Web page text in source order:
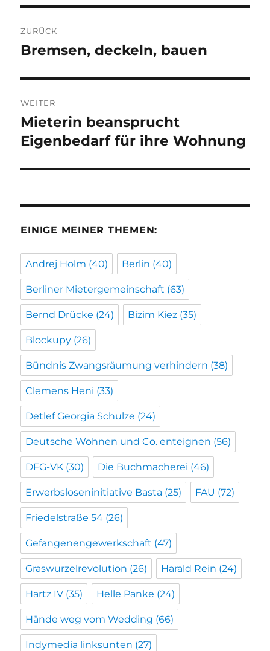
ZURÜCK
Vorheriger
Bremsen, deckeln, bauen
WEITER
Nächster
Beitrag:
Mieterin beansprucht
Eigenbedarf für ihre Wohnung
EINIGE MEINER THEMEN:
Andrej Holm (40) Berlin (40)
Berliner Mietergemeinschaft (63)
Bernd Drücke (24) Bizim Kiez (35)
Blockupy (26)
Bündnis Zwangsräumung verhindern (38)
Clemens Heni (33)
Detlef Georgia Schulze (24)
Deutsche Wohnen und Co. enteignen (56)
DFG-VK (30) Die Buchmacherei (46)
Erwerbsloseninitiative Basta (25) FAU (72)
Friedelstraße 54 (26)
Gefangenengewerkschaft (47)
Graswurzelrevolution (26) Harald Rein (24)
Hartz IV (35) Helle Panke (24)
Hände weg vom Wedding (66)
Indymedia linksunten (27)